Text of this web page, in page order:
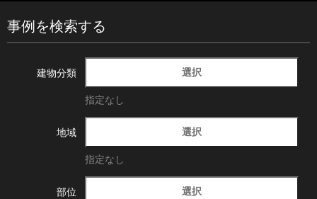
事例を検索する
建物分類 選択
指定なし
地域 選択
指定なし
部位 選択